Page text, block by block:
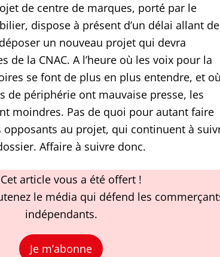
de centre de marques, porté par le
dispose à présent d’un délai allant de
un nouveau projet qui devra
de la CNAC. A l’heure où les voix pour la
se font de plus en plus entendre, et où
de périphérie ont mauvaise presse, les
moindres. Pas de quoi pour autant faire
opposants au projet, qui continuent à
Affaire à suivre donc.
Cet article vous a été offert !
le média qui défend les
indépendants.
Je m’abonne